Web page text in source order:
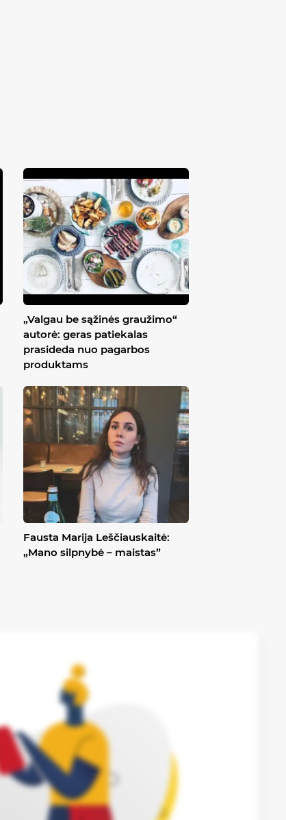
„Valgau be sąžinės graužimo“
autorė: geras patiekalas
prasideda nuo pagarbos
produktams
Fausta Marija Leščiauskaitė:
„Mano silpnybė – maistas”